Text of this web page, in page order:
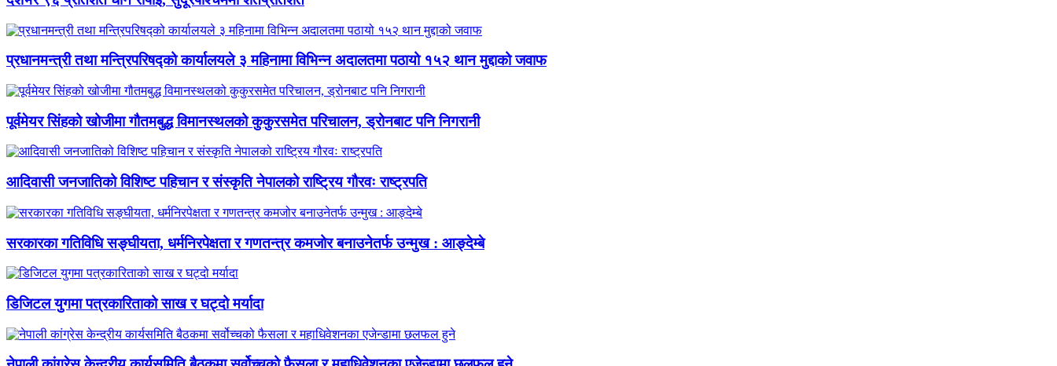
प्रधानमन्त्री तथा मन्त्रिपरिषद्को कार्यालयले ३ महिनामा विभिन्न अदालतमा पठायो १५२ थान मुद्दाको जवाफ
पूर्वमेयर सिंहको खोजीमा गौतमबुद्ध विमानस्थलको कुकुरसमेत परिचालन, ड्रोनबाट पनि निगरानी
आदिवासी जनजातिको विशिष्ट पहिचान र संस्कृति नेपालको राष्ट्रिय गौरवः राष्ट्रपति
सरकारका गतिविधि सङ्घीयता, धर्मनिरपेक्षता र गणतन्त्र कमजोर बनाउनेतर्फ उन्मुख : आङ्देम्बे
डिजिटल युगमा पत्रकारिताको साख र घट्दो मर्यादा